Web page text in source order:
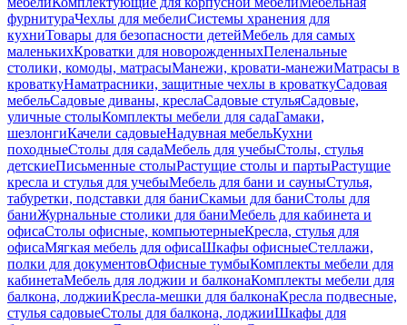
фурнитураЧехлы для мебелиСистемы хранения для
кухниТовары для безопасности детейМебель для самых
маленькихКроватки для новорожденныхПеленальные
столики, комоды, матрасыМанежи, кровати-манежиМатрасы в
кроваткуНаматрасники, защитные чехлы в кроваткуСадовая
мебельСадовые диваны, креслаСадовые стульяСадовые,
уличные столыКомплекты мебели для садаГамаки,
шезлонгиКачели садовыеНадувная мебельКухни
походныеСтолы для садаМебель для учебыСтолы, стулья
детскиеПисьменные столыРастущие столы и партыРастущие
кресла и стулья для учебыМебель для бани и сауныСтулья,
табуретки, подставки для баниСкамьи для баниСтолы для
баниЖурнальные столики для баниМебель для кабинета и
офисаСтолы офисные, компьютерныеКресла, стулья для
офисаМягкая мебель для офисаШкафы офисныеСтеллажи,
полки для документовОфисные тумбыКомплекты мебели для
кабинетаМебель для лоджии и балконаКомплекты мебели для
балкона, лоджииКресла-мешки для балконаКресла подвесные,
стулья садовыеСтолы для балкона, лоджииШкафы для